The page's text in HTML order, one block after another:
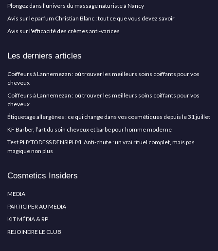
Plongez dans l'univers du massage naturiste à Nancy
Avis sur le parfum Christian Blanc : tout ce que vous devez savoir
Avis sur l'efficacité des crèmes anti-varices
Les derniers articles
Coiffeurs à Lannemezan : où trouver les meilleurs soins coiffants pour vos
cheveux
Coiffeurs à Lannemezan : où trouver les meilleurs soins coiffants pour vos
cheveux
Étiquetage allergènes : ce qui change dans vos cosmétiques depuis le 31 juillet
KF Barber, l’art du soin cheveux et barbe pour homme moderne
Test PHYTODESS DENSIPHYL Anti-chute : un vrai rituel complet, mais pas
magique non plus
Cosmetics Insiders
MEDIA
PARTICIPER AU MEDIA
KIT MÉDIA & RP
REJOINDRE LE CLUB